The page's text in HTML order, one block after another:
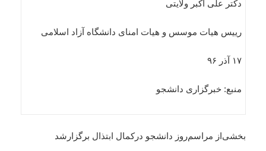
دکتر علی اکبر ولایتی
رییس هیات موسس و هیات امنای دانشگاه آزاد اسلامی
۱۷ آذر ۹۶
منبع: خبرگزاری دانشجو
بخشی‌از مراسم‌روز دانشجو درکمال ابتذال برگزارشد